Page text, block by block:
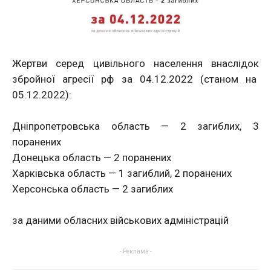
Жертви серед цивільного населення внаслідок
збройної агресії рф за 04.12.2022 (станом на
05.12.2022):
Дніпропетровська область — 2 загиблих, 3
поранених
Донецька область — 2 поранених
Харківська область — 1 загиблий, 2 поранених
Херсонська область — 2 загиблих
за даними обласних військових адміністрацій
- Реклама -